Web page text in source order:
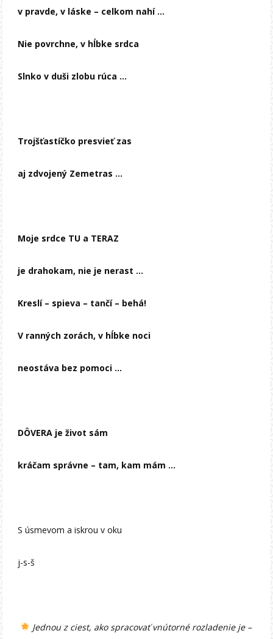
v pravde, v láske – celkom nahí …
Nie povrchne, v hĺbke srdca
Slnko v duši zlobu rúca …
Trojšťastíčko presvieť zas
aj zdvojený Zemetras …
Moje srdce TU a TERAZ
je drahokam, nie je nerast …
Kreslí – spieva – tančí – behá!
V ranných zorách, v hĺbke noci
neostáva bez pomoci …
DÔVERA je život sám
kráčam správne – tam, kam mám …
S úsmevom a iskrou v oku
j-s-š
Jednou z ciest, ako spracovať vnútorné rozladenie je –